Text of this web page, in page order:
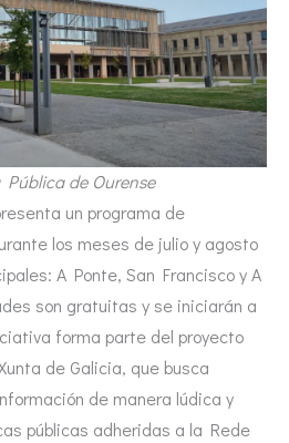
Pública de Ourense
un programa de
los meses de julio y agosto
A Ponte, San Francisco y A
son gratuitas y se iniciarán a
forma parte del proyecto
de Galicia, que busca
de manera lúdica y
públicas adheridas a la Rede